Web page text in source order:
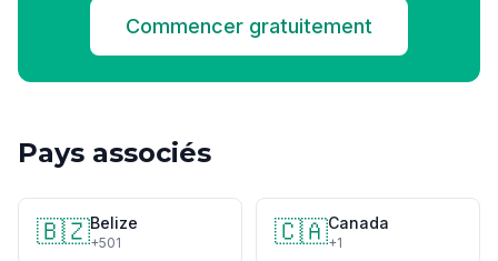
Commencer gratuitement
Pays associés
🇧🇿Belize
+501 🇨🇦Canada
+1